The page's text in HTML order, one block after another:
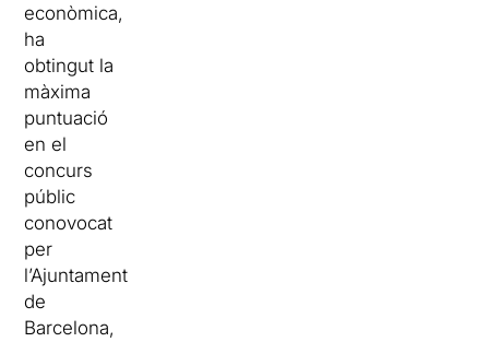
econòmica,
ha
obtingut la
màxima
puntuació
en el
concurs
públic
conovocat
per
l’Ajuntament
de
Barcelona,